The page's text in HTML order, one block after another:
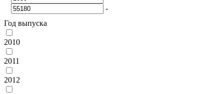
-
Год выпуска
2010
2011
2012